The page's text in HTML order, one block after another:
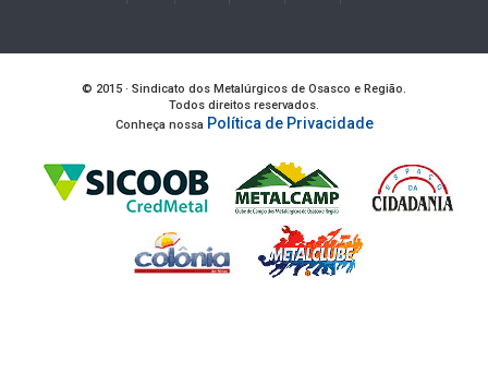
© 2015 · Sindicato dos Metalúrgicos de Osasco e Região.
Todos direitos reservados.
Conheça nossa Política de Privacidade